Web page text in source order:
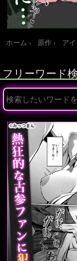
ホーム 原作 ア
フリーワード